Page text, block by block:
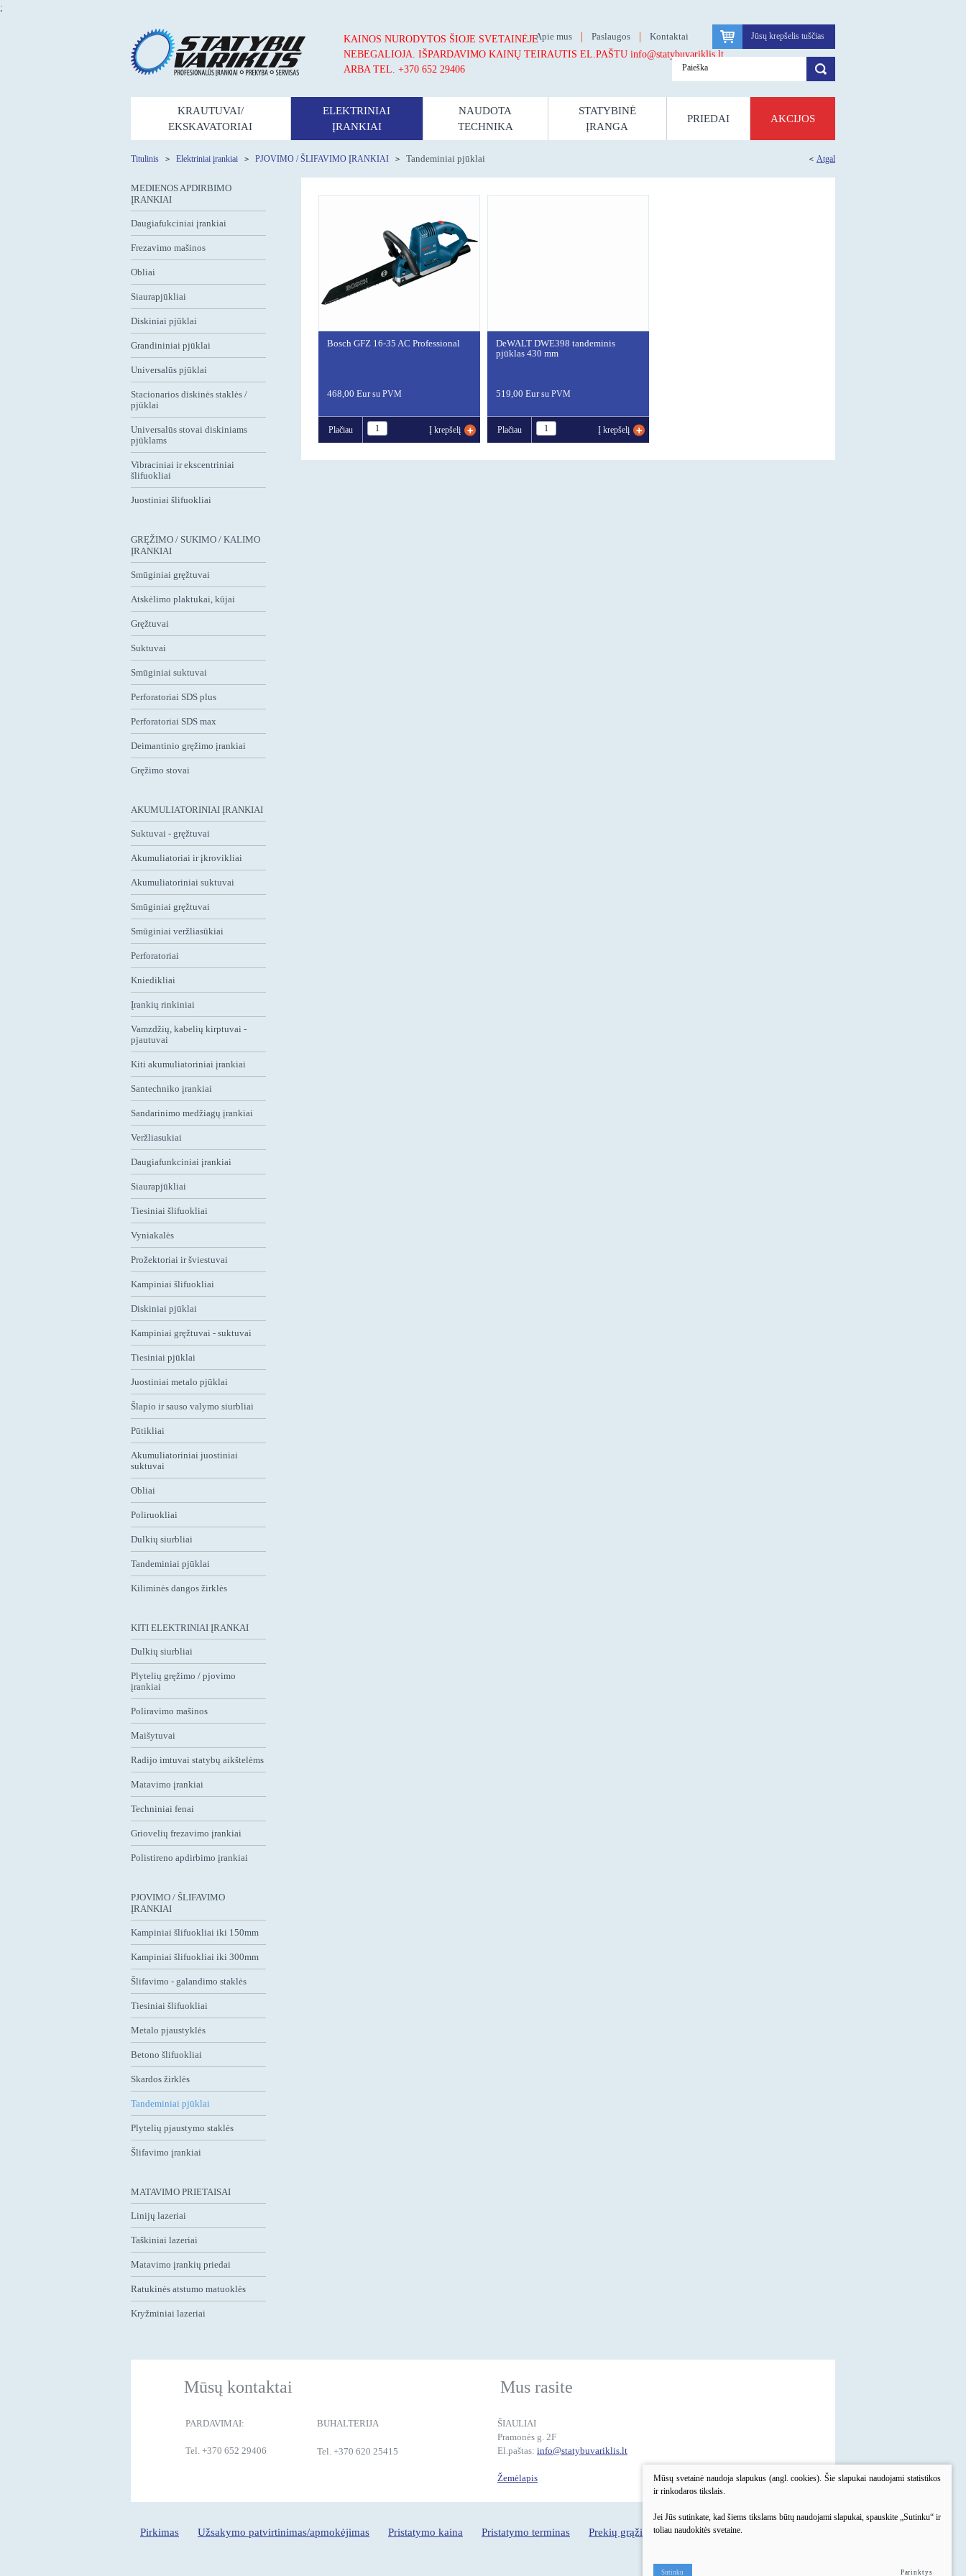
;
KAINOS NURODYTOS ŠIOJE SVETAINĖJE
NEBEGALIOJA. IŠPARDAVIMO KAINŲ TEIRAUTIS EL.PAŠTU info@statybuvariklis.lt
ARBA TEL. +370 652 29406
Jūsų krepšelis tuščias
Apie mus Paslaugos Kontaktai
KRAUTUVAI/
EKSKAVATORIAI
ELEKTRINIAI
ĮRANKIAI
NAUDOTA
TECHNIKA
STATYBINĖ
ĮRANGA
PRIEDAI AKCIJOS
Atgal
Titulinis Elektriniai įrankiai PJOVIMO / ŠLIFAVIMO ĮRANKIAI Tandeminiai pjūklai
MEDIENOS APDIRBIMO
ĮRANKIAI
Daugiafukciniai įrankiai
Frezavimo mašinos
Obliai
Siaurapjūkliai
Diskiniai pjūklai
Grandininiai pjūklai
Universalūs pjūklai
Stacionarios diskinės staklės /
pjūklai
Universalūs stovai diskiniams
pjūklams
Vibraciniai ir ekscentriniai
šlifuokliai
Juostiniai šlifuokliai
GRĘŽIMO / SUKIMO / KALIMO
ĮRANKIAI
Smūginiai gręžtuvai
Atskėlimo plaktukai, kūjai
Gręžtuvai
Suktuvai
Smūginiai suktuvai
Perforatoriai SDS plus
Perforatoriai SDS max
Deimantinio gręžimo įrankiai
Gręžimo stovai
AKUMULIATORINIAI ĮRANKIAI
Suktuvai - gręžtuvai
Akumuliatoriai ir įkrovikliai
Akumuliatoriniai suktuvai
Smūginiai gręžtuvai
Smūginiai veržliasūkiai
Perforatoriai
Kniedikliai
Įrankių rinkiniai
Vamzdžių, kabelių kirptuvai -
pjautuvai
Kiti akumuliatoriniai įrankiai
Santechniko įrankiai
Sandarinimo medžiagų įrankiai
Veržliasukiai
Daugiafunkciniai įrankiai
Siaurapjūkliai
Tiesiniai šlifuokliai
Vyniakalės
Prožektoriai ir šviestuvai
Kampiniai šlifuokliai
Diskiniai pjūklai
Kampiniai gręžtuvai - suktuvai
Tiesiniai pjūklai
Juostiniai metalo pjūklai
Šlapio ir sauso valymo siurbliai
Pūtikliai
Akumuliatoriniai juostiniai
suktuvai
Obliai
Poliruokliai
Dulkių siurbliai
Tandeminiai pjūklai
Kiliminės dangos žirklės
KITI ELEKTRINIAI ĮRANKAI
Dulkių siurbliai
Plytelių gręžimo / pjovimo
įrankiai
Poliravimo mašinos
Maišytuvai
Radijo imtuvai statybų aikštelėms
Matavimo įrankiai
Techniniai fenai
Griovelių frezavimo įrankiai
Polistireno apdirbimo įrankiai
PJOVIMO / ŠLIFAVIMO
ĮRANKIAI
Kampiniai šlifuokliai iki 150mm
Kampiniai šlifuokliai iki 300mm
Šlifavimo - galandimo staklės
Tiesiniai šlifuokliai
Metalo pjaustyklės
Betono šlifuokliai
Skardos žirklės
Tandeminiai pjūklai
Plytelių pjaustymo staklės
Šlifavimo įrankiai
MATAVIMO PRIETAISAI
Linijų lazeriai
Taškiniai lazeriai
Matavimo įrankių priedai
Ratukinės atstumo matuoklės
Kryžminiai lazeriai
Bosch GFZ 16-35 AC Professional
468,00 Eursu PVM
Plačiau Į krepšelį
DeWALT DWE398 tandeminis
pjūklas 430 mm
519,00 Eursu PVM
Plačiau Į krepšelį
Mūsų kontaktai Mus rasite
PARDAVIMAI:
Tel. +370 652 29406
BUHALTERIJA
Tel. +370 620 25415
ŠIAULIAI
Pramonės g. 2F
El.paštas: info@statybuvariklis.lt
Žemėlapis
Pirkimas Užsakymo patvirtinimas/apmokėjimas Pristatymo kaina Pristatymo terminas Prekių grąžinimas Konsultacija
Mūsų svetainė naudoja slapukus (angl. cookies). Šie slapukai naudojami statistikos
ir rinkodaros tikslais.
Jei Jūs sutinkate, kad šiems tikslams būtų naudojami slapukai, spauskite „Sutinku“ ir
toliau naudokitės svetaine.
Sutinku Parinktys